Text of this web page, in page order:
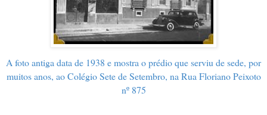
A foto antiga data de 1938 e mostra o prédio que serviu de sede, por
muitos anos, ao Colégio Sete de Setembro, na Rua Floriano Peixoto
nº 875